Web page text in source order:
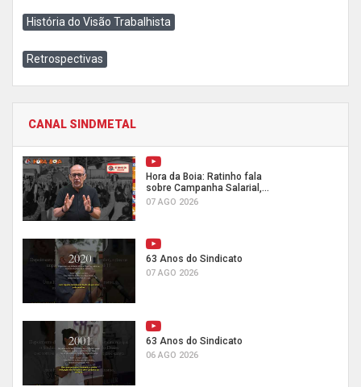
História do Visão Trabalhista
Retrospectivas
CANAL SINDMETAL
Hora da Boia: Ratinho fala
sobre Campanha Salarial,...
07 AGO 2026
63 Anos do Sindicato
07 AGO 2026
63 Anos do Sindicato
06 AGO 2026